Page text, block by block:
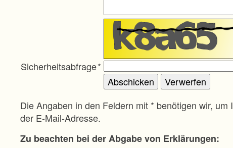
Sicherheitsabfrage*
Die Angaben in den Feldern mit * benötigen wir,
der E-Mail-Adresse.
Zu beachten bei der Abgabe von Erklärungen: